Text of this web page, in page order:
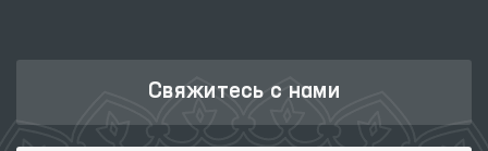
Свяжитесь с нами